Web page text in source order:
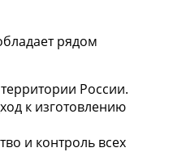
рядом
России.
к изготовлению
и контроль всех